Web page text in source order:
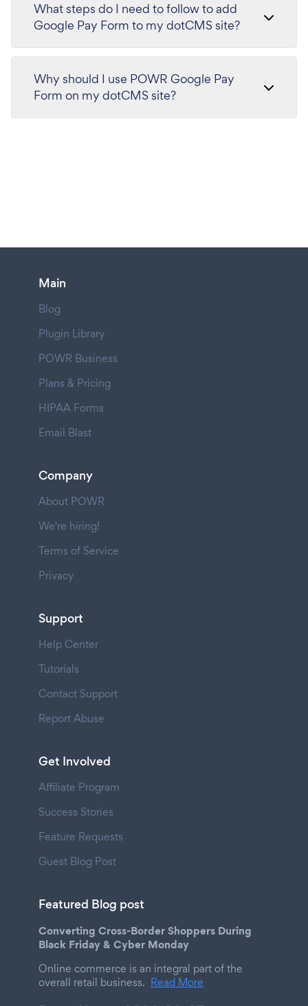
What steps do I need to follow to add
Google Pay Form to my dotCMS site?
Why should I use POWR Google Pay
Form on my dotCMS site?
Main
Blog
Plugin Library
POWR Business
Plans & Pricing
HIPAA Forms
Email Blast
Company
About POWR
We're hiring!
Terms of Service
Privacy
Support
Help Center
Tutorials
Contact Support
Report Abuse
Get Involved
Affiliate Program
Success Stories
Feature Requests
Guest Blog Post
Featured Blog post
Converting Cross-Border Shoppers During
Black Friday & Cyber Monday
Online commerce is an integral part of the
overall retail business. Read More